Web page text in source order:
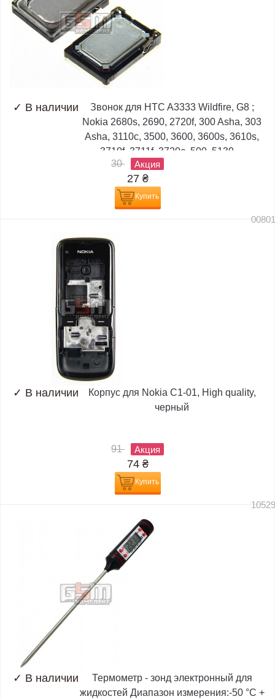
✓ В наличии
Звонок для HTC A3333 Wildfire, G8 ;
Nokia 2680s, 2690, 2720f, 300 Asha, 303
Asha, 3110c, 3500, 3600, 3600s, 3610s,
3710f, 3711f, 3720c, 500, 5130,...
30
Акция
27 ₴
Купить
✓ В наличии
Корпус для Nokia C1-01, High quality,
черный
91 Акция
74 ₴
Купить
✓ В наличии
Термометр - зонд электронный для
жидкостей Диапазон измерения:-50 °C +